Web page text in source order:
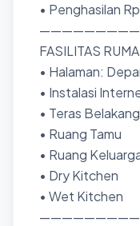
• Penghasilan
FASILITAS
• Halaman:
• Instalasi
• Teras Belakang
• Ruang Tamu
• Ruang
• Dry Kitchen
• Wet Kitchen